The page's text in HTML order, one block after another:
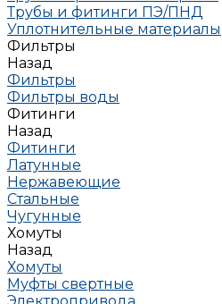
Трубы и фитинги ПЭ/ПНД
Уплотнительные материалы
Фильтры
Назад
Фильтры
Фильтры воды
Фитинги
Назад
Фитинги
Латунные
Нержавеющие
Стальные
Чугунные
Хомуты
Назад
Хомуты
Муфты свертные